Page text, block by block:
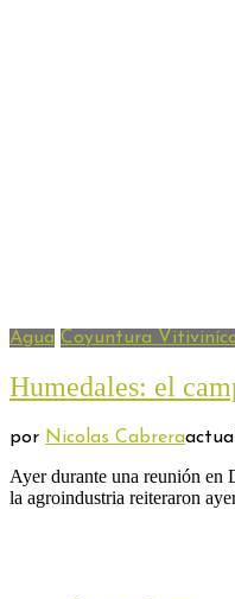
Agua Coyuntura
Humedales: el
por Nicolas Cabrera
Ayer durante una reunión en
la agroindustria reiteraron